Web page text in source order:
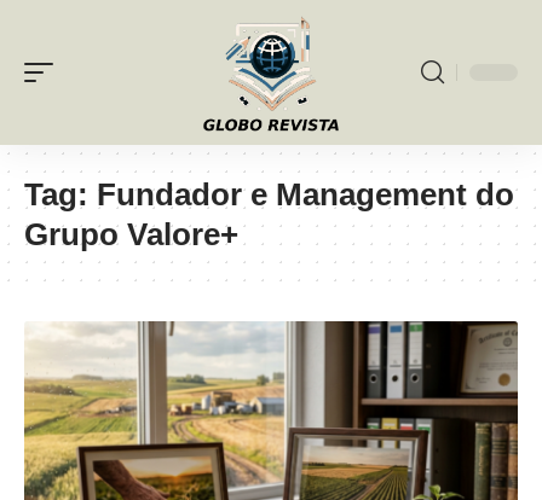
Tag: Fundador e Management do
Grupo Valore+